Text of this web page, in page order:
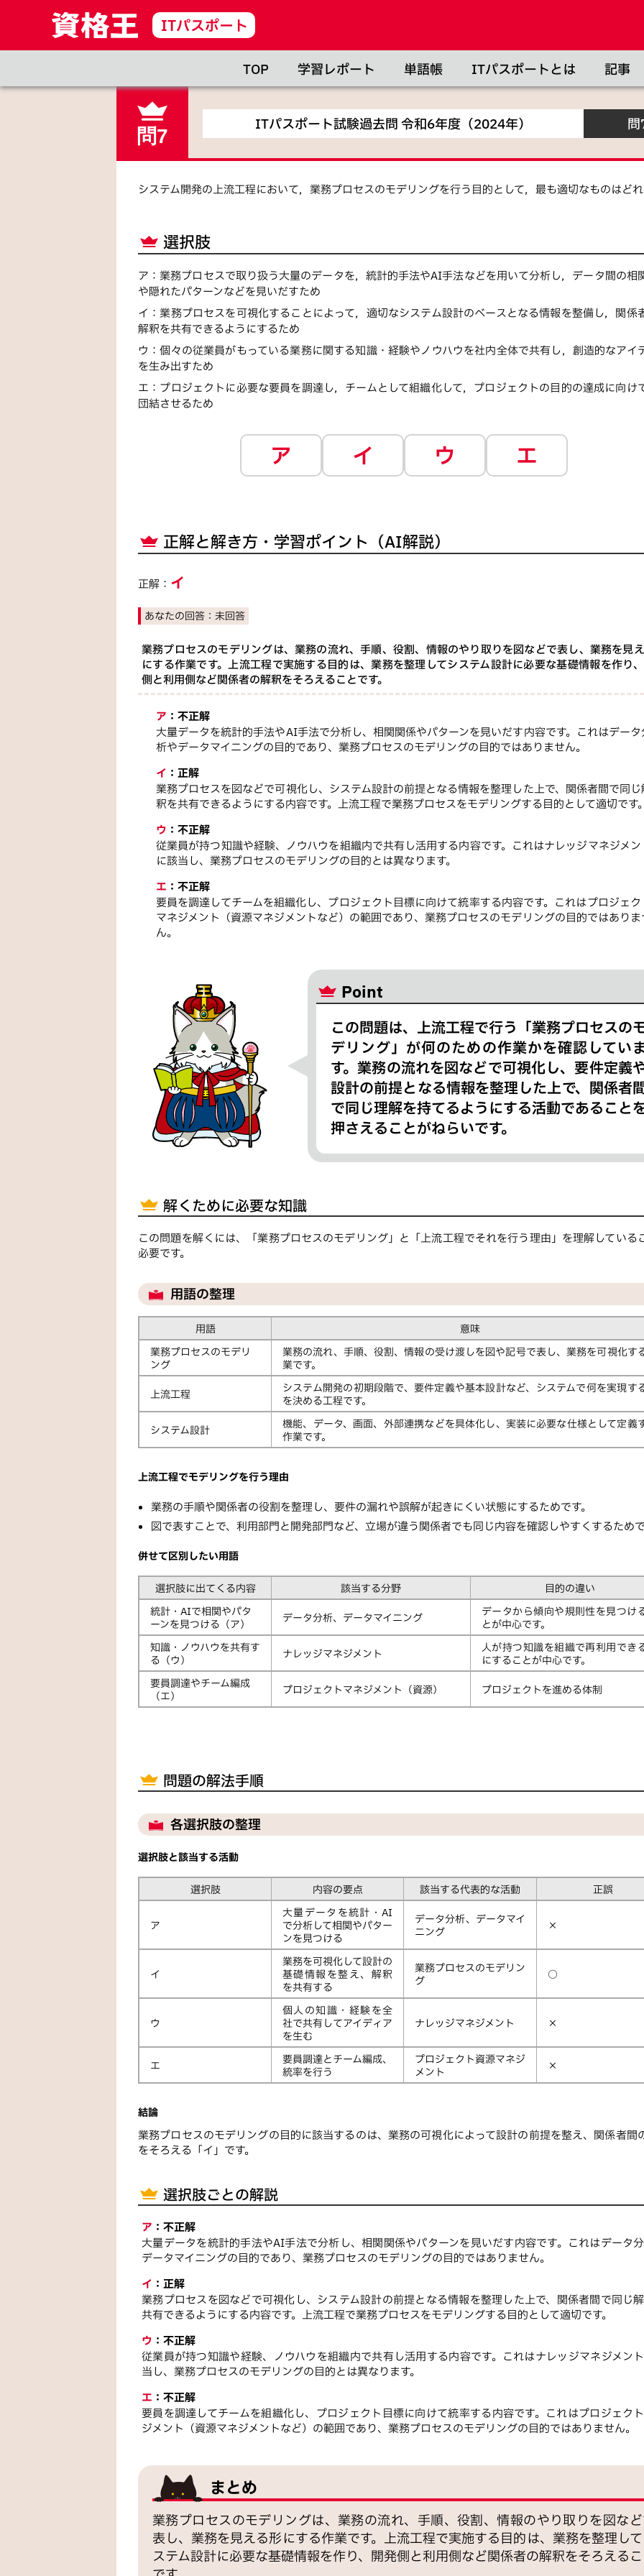
ITパスポート
TOP 学習レポート 単語帳 ITパスポートとは 記事
問7
ITパスポート試験過去問令和6年度（2024年） 問
システム開発の上流工程において，業務プロセスのモデリングを行う目的として，最も適切なものはどれ
選択肢
ア ：業務プロセスで取り扱う大量のデータを，統計的手法やAI手法などを用いて分析し，データ間の相
や隠れたパターンなどを見いだすため
イ ：業務プロセスを可視化することによって，適切なシステム設計のベースとなる情報を整備し，関係
解釈を共有できるようにするため
ウ ：個々の従業員がもっている業務に関する知識・経験やノウハウを社内全体で共有し，創造的なアイ
を生み出すため
エ ： プロジェクトに必要な要員を調達し，チームとして組織化して，プロジェクトの目的の達成に向け
団結させるため
ア イ ウ エ
正解と解き方・学習ポイント（AI解説）
正解： イ
あなたの回答： 未回答
業務プロセスのモデリングは、業務の流れ、手順、役割、情報のやり取りを図などで表し、業務を見
にする作業です。上流工程で実施する目的は、業務を整理してシステム設計に必要な基礎情報を作り
側と利用側など関係者の解釈をそろえることです。
ア ： 不正解
大量データを統計的手法やAI手法で分析し、相関関係やパターンを見いだす内容です。これはデータ
析やデータマイニングの目的であり、業務プロセスのモデリングの目的ではありません。
イ ： 正解
業務プロセスを図などで可視化し、システム設計の前提となる情報を整理した上で、関係者間で同じ
釈を共有できるようにする内容です。上流工程で業務プロセスをモデリングする目的として適切です。
ウ ： 不正解
従業員が持つ知識や経験、ノウハウを組織内で共有し活用する内容です。これはナレッジマネジメン
に該当し、業務プロセスのモデリングの目的とは異なります。
エ ： 不正解
要員を調達してチームを組織化し、プロジェクト目標に向けて統率する内容です。これはプロジェク
マネジメント（資源マネジメントなど）の範囲であり、業務プロセスのモデリングの目的ではありま
ん。
Point
この問題は、上流工程で行う「業務プロセスの
デリング」が何のための作業かを確認してい
す。業務の流れを図などで可視化し、要件定義
設計の前提となる情報を整理した上で、関係者
で同じ理解を持てるようにする活動であること
押さえることがねらいです。
解くために必要な知識
この問題を解くには、「業務プロセスのモデリング」と「上流工程でそれを行う理由」を理解している
必要です。
用語の整理
用語
意味
業務プロセスのモデリ
ング
業務の流れ、手順、役割、情報の受け渡しを図や記号で表し、業務を可視化す
業です。
上流工程
システム開発の初期段階で、要件定義や基本設計など、システムで何を実現す
を決める工程です。
システム設計
機能、データ、画面、外部連携などを具体化し、実装に必要な仕様として定義
作業です。
上流工程でモデリングを行う理由
業務の手順や関係者の役割を整理し、要件の漏れや誤解が起きにくい状態にするためです。
図で表すことで、利用部門と開発部門など、立場が違う関係者でも同じ内容を確認しやすくするためで
併せて区別したい用語
選択肢に出てくる内容 該当する分野
目的の違い
統計・AIで相関やパタ
ーンを見つける（ア）
データ分析、データマイニング
データから傾向や規則性を見つけ
とが中心です。
知識・ノウハウを共有す
る（ウ）
ナレッジマネジメント
人が持つ知識を組織で再利用でき
にすることが中心です。
要員調達やチーム編成
（エ）
プロジェクトマネジメント（資源） プロジェクトを進める体制
問題の解法手順
各選択肢の整理
選択肢と該当する活動
選択肢 内容の要点 該当する代表的な活動 正誤
ア
大量データを統計・AI
で分析して相関やパター
ンを見つける
データ分析、データマイ
ニング
×
イ
業務を可視化して設計の
基礎情報を整え、解釈
を共有する
業務プロセスのモデリン
グ
○
ウ
個人の知識・経験を全
社で共有してアイディア
を生む
ナレッジマネジメント ×
エ
要員調達とチーム編成、
統率を行う
プロジェクト資源マネジ
メント
×
結論
業務プロセスのモデリングの目的に該当するのは、業務の可視化によって設計の前提を整え、関係者間
をそろえる「イ」です。
選択肢ごとの解説
ア ： 不正解
大量データを統計的手法やAI手法で分析し、相関関係やパターンを見いだす内容です。これはデータ
データマイニングの目的であり、業務プロセスのモデリングの目的ではありません。
イ ： 正解
業務プロセスを図などで可視化し、システム設計の前提となる情報を整理した上で、関係者間で同じ
共有できるようにする内容です。上流工程で業務プロセスをモデリングする目的として適切です。
ウ ： 不正解
従業員が持つ知識や経験、ノウハウを組織内で共有し活用する内容です。これはナレッジマネジメン
当し、業務プロセスのモデリングの目的とは異なります。
エ ： 不正解
要員を調達してチームを組織化し、プロジェクト目標に向けて統率する内容です。これはプロジェク
ジメント（資源マネジメントなど）の範囲であり、業務プロセスのモデリングの目的ではありません。
まとめ
業務プロセスのモデリングは、業務の流れ、手順、役割、情報のやり取りを図な
表し、業務を見える形にする作業です。上流工程で実施する目的は、業務を整理し
ステム設計に必要な基礎情報を作り、開発側と利用側など関係者の解釈をそろえる